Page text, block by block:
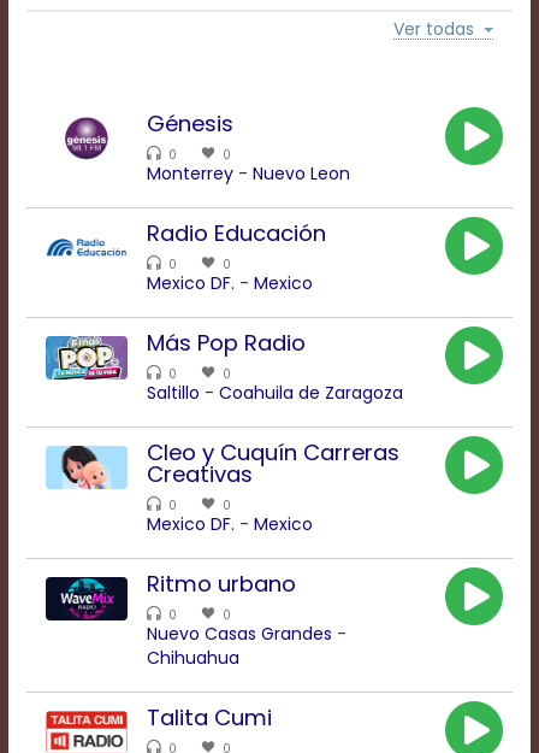
Chapters
selected
,
selected
Subtitles
captions
selected
Captions
Audio
This
Captions
Settings
Dialog
Ver todas
Génesis
0 0
Monterrey - Nuevo Leon
Radio Educación
0 0
Mexico DF. - Mexico
Más Pop Radio
0 0
Saltillo - Coahuila de Zaragoza
Cleo y Cuquín Carreras
Creativas
0 0
Mexico DF. - Mexico
Ritmo urbano
0 0
Nuevo Casas Grandes -
Chihuahua
Talita Cumi
0 0